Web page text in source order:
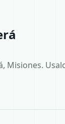
Misiones.